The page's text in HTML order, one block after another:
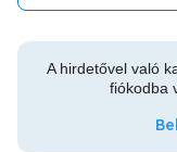
A hirdetővel való
fiókodba